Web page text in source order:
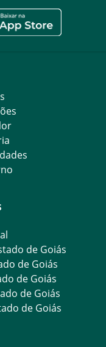
de Goiás
de Goiás
de Goiás
de Goiás
de Goiás